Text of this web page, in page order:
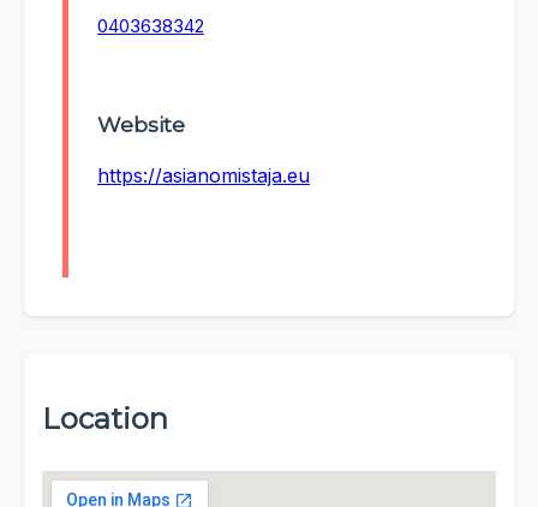
0403638342
Website
https://asianomistaja.eu
Location